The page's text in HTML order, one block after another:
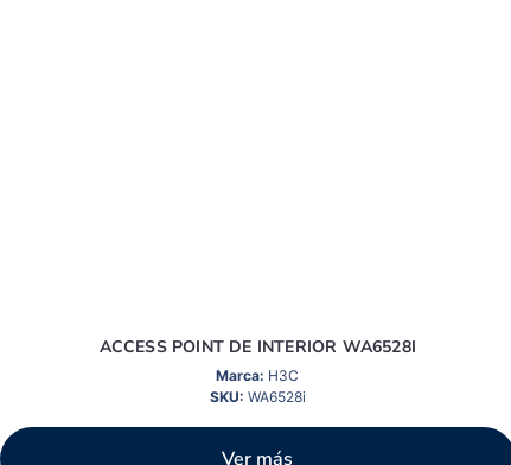
ACCESS POINT DE INTERIOR WA6528I
Marca: H3C
SKU: WA6528i
Ver más